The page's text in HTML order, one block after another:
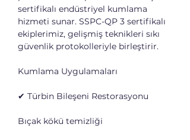
sertifikalı endüstriyel kumlama
hizmeti sunar. SSPC-QP 3 sertifikalı
ekiplerimiz, gelişmiş teknikleri sıkı
güvenlik protokolleriyle birleştirir.
Kumlama Uygulamaları
✔ Türbin Bileşeni Restorasyonu
Bıçak kökü temizliği